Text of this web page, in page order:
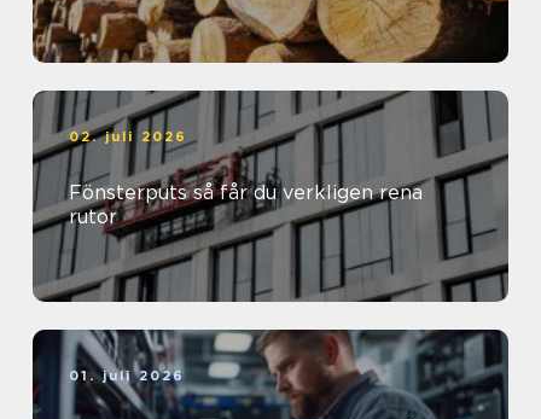
02. juli 2026
Fönsterputs så får du verkligen rena
rutor
01. juli 2026